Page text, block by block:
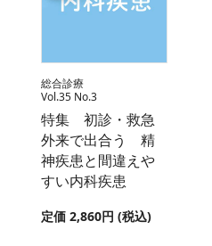
総合診療
Vol.35 No.3
特集 初診・救急
外来で出合う 精
神疾患と間違えや
すい内科疾患
定価 2,860円 (税込)